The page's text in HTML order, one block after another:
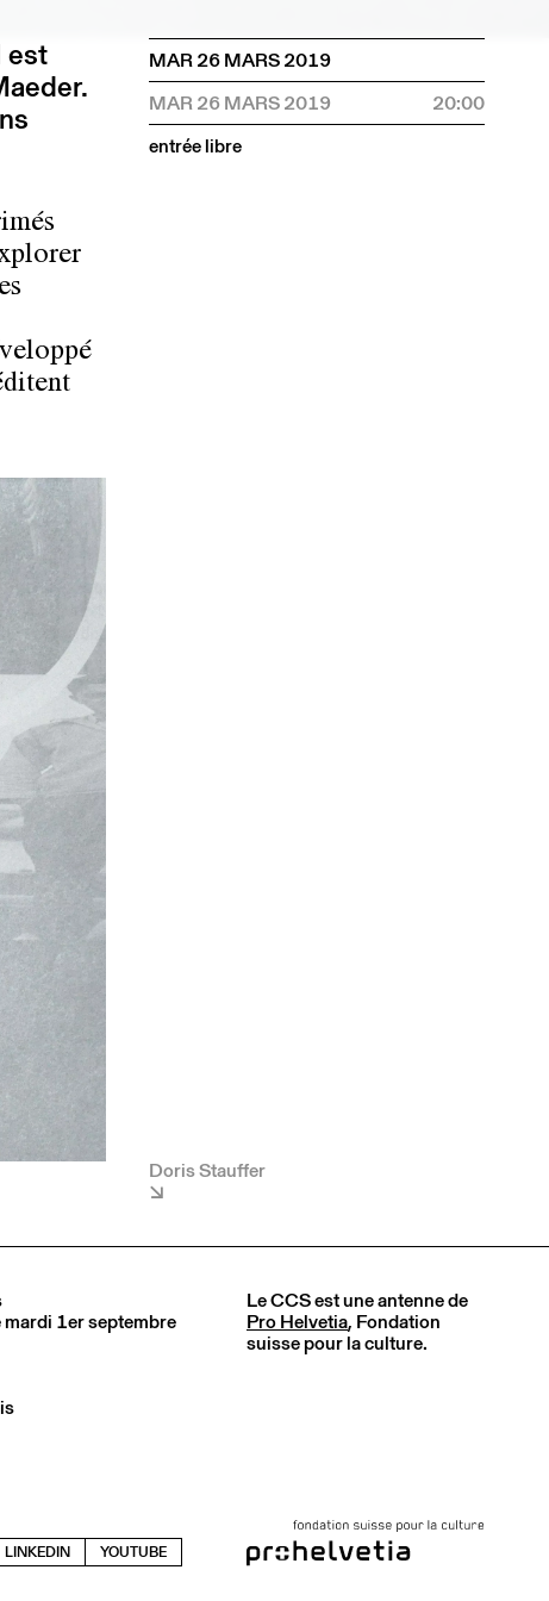
est
MAR 26 MARS 2019
MAR 26 MARS 2019
20:00
entrée libre
Doris Stauffer
1er septembre
LINKEDIN YOUTUBE
Le CCS est une antenne de
Pro Helvetia, Fondation
suisse pour la culture.